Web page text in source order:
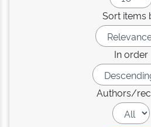
Sort items
In order
Authors/